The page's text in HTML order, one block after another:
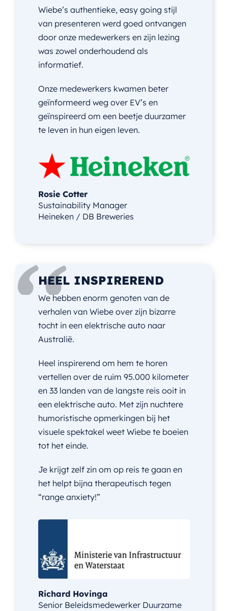
Wiebe’s authentieke, easy going stijl
van presenteren werd goed ontvangen
door onze medewerkers en zijn lezing
was zowel onderhoudend als
informatief.
Onze medewerkers kwamen beter
geïnformeerd weg over EV’s en
geïnspireerd om een beetje duurzamer
te leven in hun eigen leven.
Rosie Cotter
Sustainability Manager
Heineken / DB Breweries
HEEL INSPIREREND
We hebben enorm genoten van de
verhalen van Wiebe over zijn bizarre
tocht in een elektrische auto naar
Australië.
Heel inspirerend om hem te horen
vertellen over de ruim 95.000 kilometer
en 33 landen van de langste reis ooit in
een elektrische auto. Met zijn nuchtere
humoristische opmerkingen bij het
visuele spektakel weet Wiebe te boeien
tot het einde.
Je krijgt zelf zin om op reis te gaan en
het helpt bijna therapeutisch tegen
“range anxiety!”
Richard Hovinga
Senior Beleidsmedewerker Duurzame